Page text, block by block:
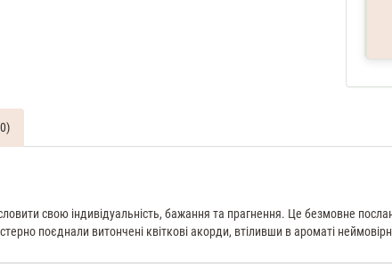
свою індивідуальність, бажання та прагнення. Це безмовне
поєднали витончені квіткові акорди, втіливши в ароматі